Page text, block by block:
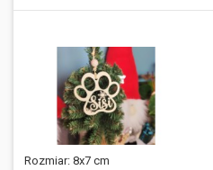
Rozmiar: 8x7 cm